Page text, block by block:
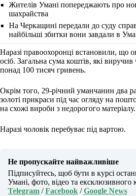
Жителів Умані попереджають про
шахрайства
На Черкащині передали до суду
найбільші збитки вони завдали в
Наразі правоохоронці встановили, що
осіб. Загальна сума коштів, які виручив
понад 100 тисяч гривень.
Окрім того, 29-річний уманчанин два
золоті прикраси під час огляду на
на схожі вироби з недорогого матеріалу.
Наразі чоловік перебуває під вартою.
Не пропускайте найважливіше
Підписуйтесь, щоб бути в курсі
Умані, фото, відео та
Telegram /Facebook /Google News